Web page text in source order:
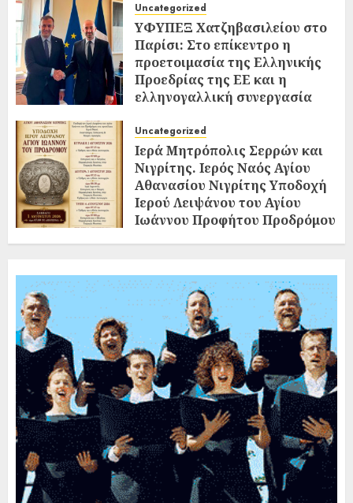
Uncategorized
ΥΦΥΠΕΞ Χατζηβασιλείου στο
Παρίσι: Στο επίκεντρο η
προετοιμασία της Ελληνικής
Προεδρίας της ΕΕ και η
ελληνογαλλική συνεργασία
Uncategorized
Ιερά Μητρόπολις Σερρών και
Νιγρίτης. Ιερός Ναός Αγίου
Αθανασίου Νιγρίτης Υποδοχή
Ιερού Λειψάνου του Αγίου
Ιωάννου Προφήτου Προδρόμου